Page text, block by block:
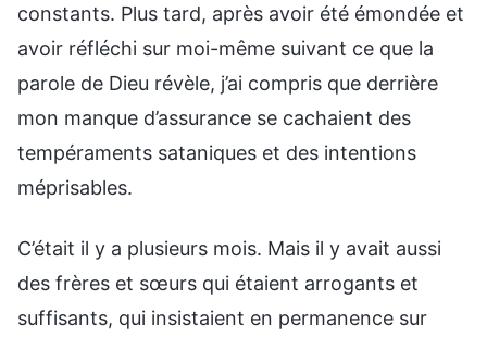
constants. Plus tard, après avoir été émondée et
avoir réfléchi sur moi-même suivant ce que la
parole de Dieu révèle, j’ai compris que derrière
mon manque d’assurance se cachaient des
tempéraments sataniques et des intentions
méprisables.
C’était il y a plusieurs mois. Mais il y avait aussi
des frères et sœurs qui étaient arrogants et
suffisants, qui insistaient en permanence sur